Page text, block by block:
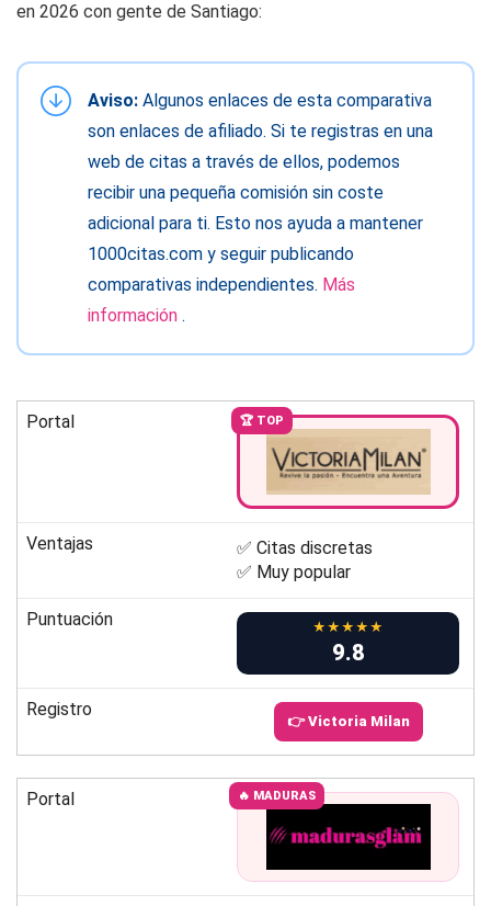
en 2026 con gente de Santiago:
Aviso: Algunos enlaces de esta comparativa
son enlaces de afiliado. Si te registras en una
web de citas a través de ellos, podemos
recibir una pequeña comisión sin coste
adicional para ti. Esto nos ayuda a mantener
1000citas.com y seguir publicando
comparativas independientes. Más
información .
Portal 🏆 TOP
Ventajas
✅ Citas discretas
✅ Muy popular
Puntuación ★★★★★
9.8
Registro
👉 Victoria Milan
Portal 🔥 MADURAS